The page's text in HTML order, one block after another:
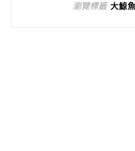
瀏覽標籤 大鯨